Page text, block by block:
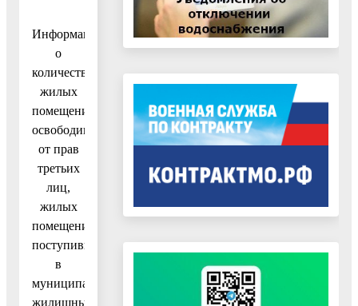
Информация
о
количестве
жилых
помещений,
освободившихся
от прав
третьих
лиц,
жилых
помещений,
поступивших
в
муниципальный
жилищный